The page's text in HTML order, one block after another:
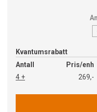
Kvantumsrabatt
Antall
Pris/enh
4 +
269,-